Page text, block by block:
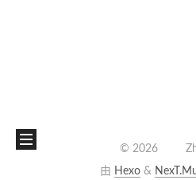
© 2026
由 Hexo&